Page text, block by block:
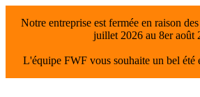
Notre entreprise est fermée en raison
juillet 2026 au 8er août
L'équipe FWF vous souhaite un bel été